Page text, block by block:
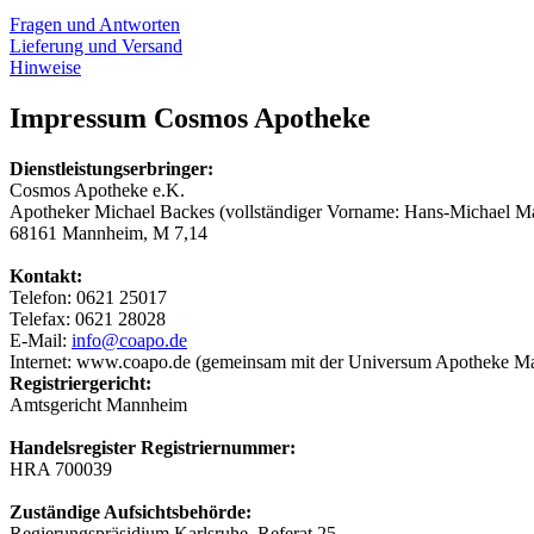
Fragen und Antworten
Lieferung und Versand
Hinweise
Impressum Cosmos Apotheke
Dienstleistungserbringer:
Cosmos Apotheke e.K.
Apotheker Michael Backes (vollständiger Vorname: Hans-Michael
68161 Mannheim, M 7,14
Kontakt:
Telefon: 0621 25017
Telefax: 0621 28028
E-Mail: info@coapo.de
Internet: www.coapo.de (gemeinsam mit der Universum Apotheke
Registriergericht:
Amtsgericht Mannheim
Handelsregister Registriernummer:
HRA 700039
Zuständige Aufsichtsbehörde: